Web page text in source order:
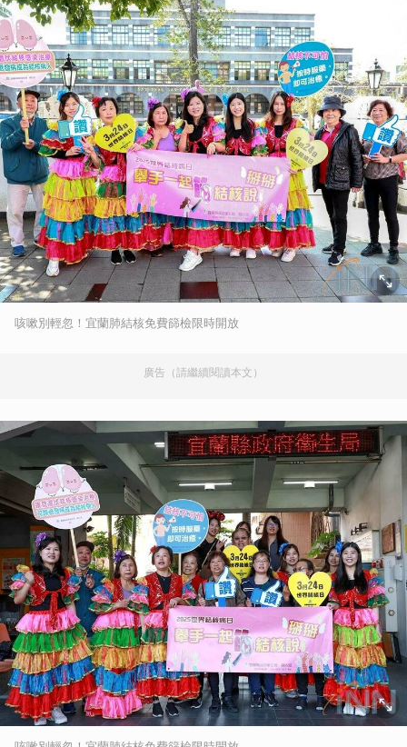
咳嗽別輕忽！宜蘭肺結核免費篩檢限時開放
廣告（請繼續閱讀本文）